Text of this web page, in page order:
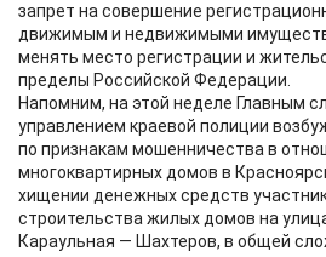
запрет на совершение
движимым и недвижимыми
менять место регистрации и
пределы Российской Федерации.
Напомним, на этой неделе Главным
управлением краевой полиции
по признакам мошенничества в
многоквартирных домов в
хищении денежных средств
строительства жилых домов на
Караульная — Шахтеров, в общей